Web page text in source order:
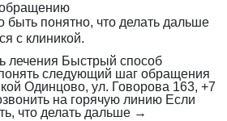
обращению
быть понятно, что делать дальше
с клиникой.
лечения Быстрый способ
следующий шаг обращения
Одинцово, ул. Говорова 163, +7
на горячую линию Если
что делать дальше →